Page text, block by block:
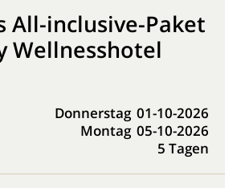
All-inclusive-Paket
Wellnesshotel
Donnerstag 01-10-2026
Montag 05-10-2026
5 Tagen